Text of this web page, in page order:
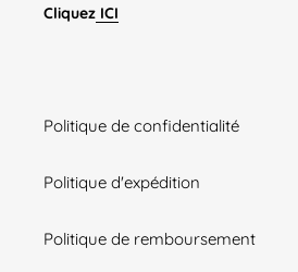
Cliquez ICI
Politique de confidentialité
Politique d'expédition
Politique de remboursement